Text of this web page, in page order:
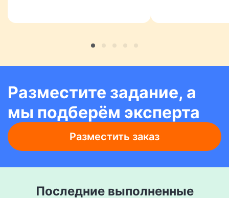
Разместите задание, а
мы подберём эксперта
Разместить заказ
Последние выполненные